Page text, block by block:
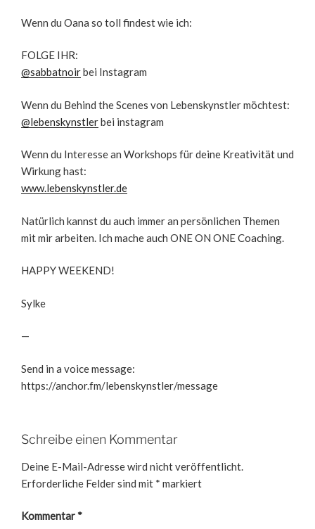
Wenn du Oana so toll findest wie ich:
FOLGE IHR:
@sabbatnoirbei Instagram
Wenn du Behind the Scenes von Lebenskynstler möchtest:
@lebenskynstlerbei instagram
Wenn du Interesse an Workshops für deine Kreativität und
Wirkung hast:
www.lebenskynstler.de
Natürlich kannst du auch immer an persönlichen Themen
mit mir arbeiten. Ich mache auch ONE ON ONE Coaching.
HAPPY WEEKEND!
Sylke
—
Send in a voice message:
https://anchor.fm/lebenskynstler/message
Schreibe einen Kommentar
Deine E-Mail-Adresse wird nicht veröffentlicht.
Erforderliche Felder sind mit * markiert
Kommentar*